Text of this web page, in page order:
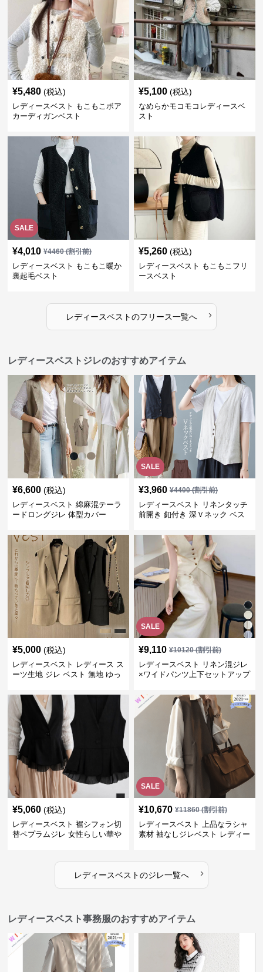
¥5,480 (税込)
レディースベスト もこもこボア
カーディガンベスト
¥5,100 (税込)
なめらかモコモコレディースベ
スト
SALE
¥4,010 ¥4460(割引前)
レディースベスト もこもこ暖か
裏起毛ベスト
¥5,260 (税込)
レディースベスト もこもこフリ
ースベスト
レディースベストのフリース一覧へ ›
レディースベストジレのおすすめアイテム
¥6,600 (税込)
レディースベスト 綿麻混テーラ
ードロングジレ 体型カバー
SALE
¥3,960 ¥4400(割引前)
レディースベスト リネンタッチ
前開き 釦付き 深Ｖネック ベス
¥5,000 (税込)
レディースベスト レディース ス
ーツ生地 ジレ ベスト 無地 ゆっ
SALE
¥9,110 ¥10120(割引前)
レディースベスト リネン混ジレ
×ワイドパンツ上下セットアップ
¥5,060 (税込)
レディースベスト 裾シフォン切
替ペプラムジレ 女性らしい華や
SALE
¥10,670 ¥11860(割引前)
レディースベスト 上品なラシャ
素材 袖なしジレベスト レディー
レディースベストのジレ一覧へ ›
レディースベスト事務服のおすすめアイテム